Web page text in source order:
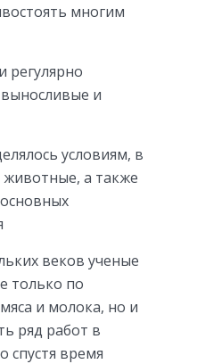
многим
регулярно
и
условиям, в
а также
веков ученые
только по
и молока, но и
ряд работ в
спустя время